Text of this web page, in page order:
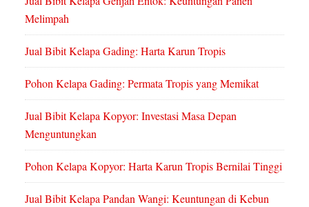
Melimpah
Jual Bibit Kelapa Gading: Harta Karun Tropis
Pohon Kelapa Gading: Permata Tropis yang Memikat
Jual Bibit Kelapa Kopyor: Investasi Masa Depan
Menguntungkan
Pohon Kelapa Kopyor: Harta Karun Tropis Bernilai Tinggi
Jual Bibit Kelapa Pandan Wangi: Keuntungan di Kebun